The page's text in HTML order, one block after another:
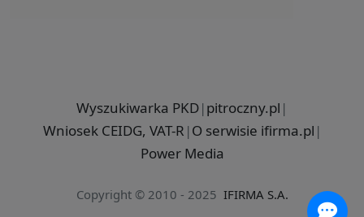
Wyszukiwarka PKD| pitroczny.pl |
Wniosek CEIDG, VAT-R | O serwisie ifirma.pl |
Power Media
Copyright © 2010 - 2025 IFIRMA S.A.